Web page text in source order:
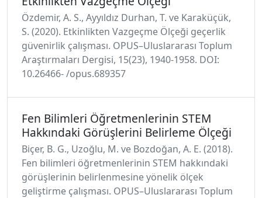
Özdemir, A. S., Ayyıldız Durhan, T. ve Karaküçük,
S. (2020). Etkinlikten Vazgeçme Ölçeği geçerlik
güvenirlik çalışması. OPUS–Uluslararası Toplum
Araştırmaları Dergisi, 15(23), 1940-1958. DOI:
10.26466- /opus.689357
Fen Bilimleri Öğretmenlerinin STEM
Hakkındaki Görüşlerini Belirleme Ölçeği
Biçer, B. G., Uzoğlu, M. ve Bozdoğan, A. E. (2018).
Fen bilimleri öğretmenlerinin STEM hakkındaki
görüşlerinin belirlenmesine yönelik ölçek
geliştirme çalışması. OPUS–Uluslararası Toplum